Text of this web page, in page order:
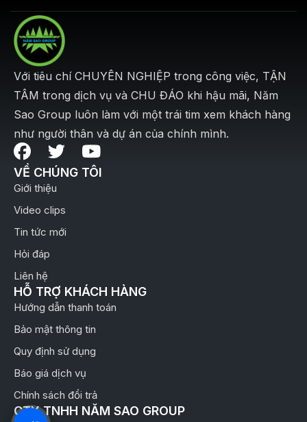
Với tiêu chí CHUYÊN NGHIỆP trong công việc, TẬN
TÂM trong dịch vụ và CHU ĐÁO khi hậu mãi, Năm
Sao Group luôn làm với một trái tim xem khách hàng
như người thân và dự án của chính mình.
VỀ CHÚNG TÔI
Giới thiệu
Video clips
Tin tức mới
Hỏi đáp
Liên hệ
HỖ TRỢ KHÁCH HÀNG
Hướng dẫn thanh toán
Bảo mật thông tin
Quy định sử dụng
Báo giá dịch vụ
Chính sách đổi trả
CTY TNHH NĂM SAO GROUP